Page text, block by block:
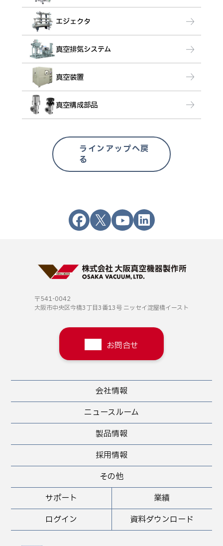
エジェクタ
真空排気システム
真空装置
真空構成部品
ラインアップへ戻
る
〒541-0042
大阪市中央区今橋3丁目3番13号 ニッセイ淀屋橋イースト
お問合せ
会社情報
ニュースルーム
製品情報
サポート 業績
採用情報
ログイン 資料ダウンロード
その他